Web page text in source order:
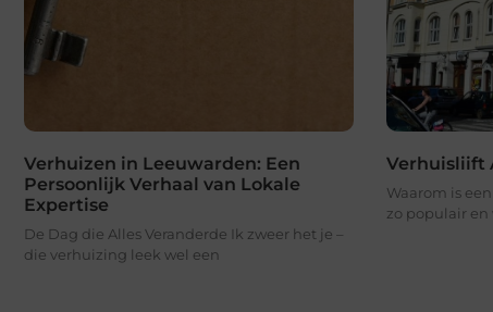
Verhuizen in Leeuwarden: Een
Persoonlijk Verhaal van Lokale
Expertise
De Dag die Alles Veranderde Ik zweer het je –
die verhuizing leek wel een
Verhuisliift
Waarom is
zo populair en